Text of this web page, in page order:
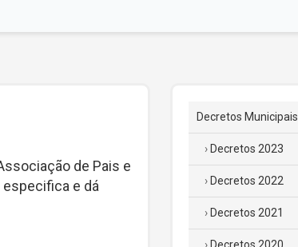
de Pais e
especifica e dá
Decretos Municipais
Decretos 2023
Decretos 2022
Decretos 2021